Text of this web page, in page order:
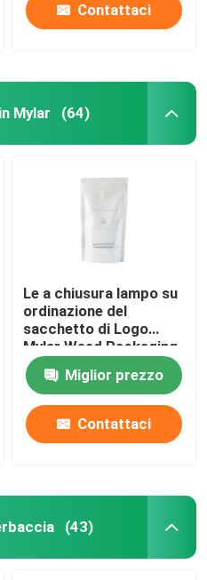
Contattaci
Mylar (64)
Le a chiusura lampo su
ordinazione del
sacchetto di Logo
Mylar Weed Packaging
14G fioriscono
l'imballaggioMiglior prezzo
Contattaci
(43)